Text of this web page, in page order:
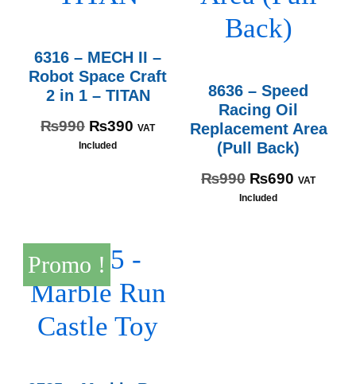
6316 – MECH II –
Robot Space Craft
2 in 1 – TITAN
₨990 ₨390 VAT
Included
8636 – Speed
Racing Oil
Replacement Area
(Pull Back)
₨990 ₨690 VAT
Included
Promo !